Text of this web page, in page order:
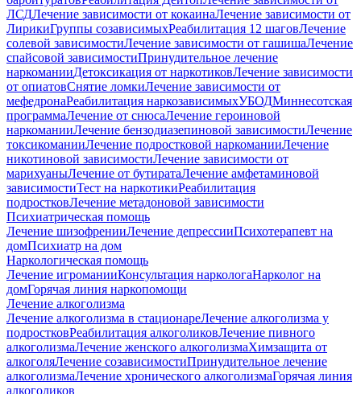
ЛСДЛечение зависимости от кокаинаЛечение зависимости от
ЛирикиГруппы созависимыхРеабилитация 12 шаговЛечение
солевой зависимостиЛечение зависимости от гашишаЛечение
спайсовой зависимостиПринудительное лечение
наркоманииДетоксикация от наркотиковЛечение зависимости
от опиатовСнятие ломкиЛечение зависимости от
мефедронаРеабилитация наркозависимыхУБОДМиннесотская
программаЛечение от снюсаЛечение героиновой
наркоманииЛечение бензодиазепиновой зависимостиЛечение
токсикоманииЛечение подростковой наркоманииЛечение
никотиновой зависимостиЛечение зависимости от
марихуаныЛечение от бутиратаЛечение амфетаминовой
зависимостиТест на наркотикиРеабилитация
подростковЛечение метадоновой зависимости
Психиатрическая помощь
Лечение шизофренииЛечение депрессииПсихотерапевт на
домПсихиатр на дом
Наркологическая помощь
Лечение игроманииКонсультация наркологаНарколог на
домГорячая линия наркопомощи
Лечение алкоголизма
Лечение алкоголизма в стационареЛечение алкоголизма у
подростковРеабилитация алкоголиковЛечение пивного
алкоголизмаЛечение женского алкоголизмаХимзащита от
алкоголяЛечение созависимостиПринудительное лечение
алкоголизмаЛечение хронического алкоголизмаГорячая линия
алкоголиков